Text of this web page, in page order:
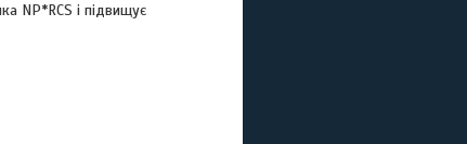
NP*RCS і підвищує